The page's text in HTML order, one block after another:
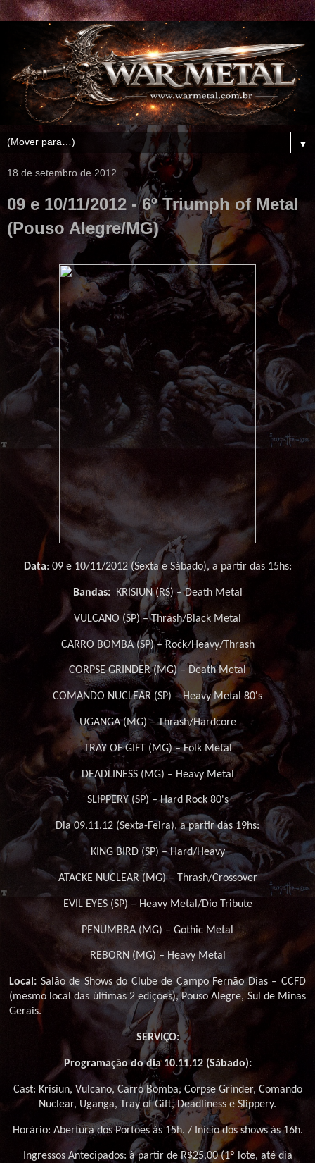
▼
18 de setembro de 2012
09 e 10/11/2012 - 6º Triumph of Metal
(Pouso Alegre/MG)
Data: 09 e 10/11/2012 (Sexta e Sábado), a partir das 15hs:
Bandas: KRISIUN (RS) – Death Metal
VULCANO (SP) – Thrash/Black Metal
CARRO BOMBA (SP) – Rock/Heavy/Thrash
CORPSE GRINDER (MG) – Death Metal
COMANDO NUCLEAR (SP) – Heavy Metal 80's
UGANGA (MG) – Thrash/Hardcore
TRAY OF GIFT (MG) – Folk Metal
DEADLINESS (MG) – Heavy Metal
SLIPPERY (SP) – Hard Rock 80's
Dia 09.11.12 (Sexta-Feira), a partir das 19hs:
KING BIRD (SP) – Hard/Heavy
ATACKE NUCLEAR (MG) – Thrash/Crossover
EVIL EYES (SP) – Heavy Metal/Dio Tribute
PENUMBRA (MG) – Gothic Metal
REBORN (MG) – Heavy Metal
Local: Salão de Shows do Clube de Campo Fernão Dias – CCFD
(mesmo local das últimas 2 edições), Pouso Alegre, Sul de Minas
Gerais.
SERVIÇO:
Programação do dia 10.11.12 (Sábado):
Cast: Krisiun, Vulcano, Carro Bomba, Corpse Grinder, Comando
Nuclear, Uganga, Tray of Gift, Deadliness e Slippery.
Horário: Abertura dos Portões às 15h. / Início dos shows às 16h.
Ingressos Antecipados: à partir de R$25,00 (1º lote, até dia